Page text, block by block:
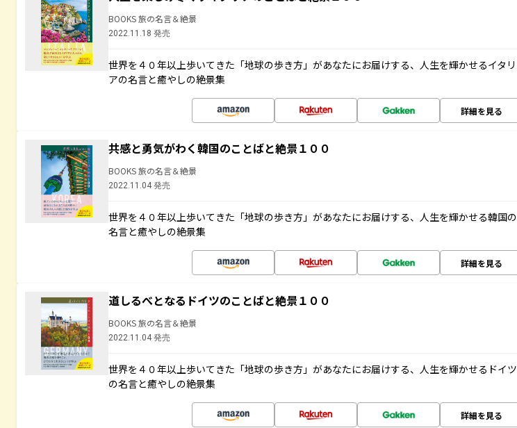
BOOKS 旅の名言＆絶景
2022.11.18 発売
世界を４０年以上歩いてきた「地球の歩き方」があなたにお届けする、人生を輝かせるイタリ
アの名言と癒やしの絶景集
詳細を見る
共感と勇気がわく韓国のことばと絶景１００
BOOKS 旅の名言＆絶景
2022.11.04 発売
世界を４０年以上歩いてきた「地球の歩き方」があなたにお届けする、人生を輝かせる韓国の
名言と癒やしの絶景集
詳細を見る
道しるべとなるドイツのことばと絶景１００
BOOKS 旅の名言＆絶景
2022.11.04 発売
世界を４０年以上歩いてきた「地球の歩き方」があなたにお届けする、人生を輝かせるドイツ
の名言と癒やしの絶景集
詳細を見る